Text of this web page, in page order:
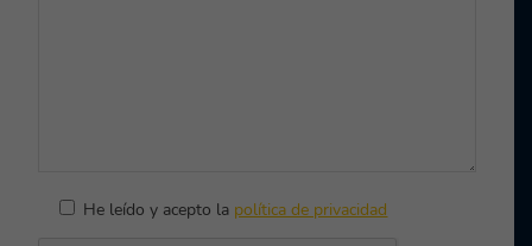
He leído y acepto la política de privacidad